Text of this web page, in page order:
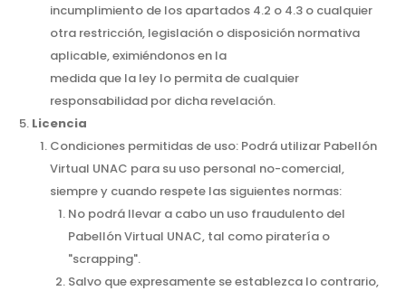
incumplimiento de los apartados 4.2 o 4.3 o cualquier
otra restricción, legislación o disposición normativa
aplicable, eximiéndonos en la
medida que la ley lo permita de cualquier
responsabilidad por dicha revelación.
Licencia
Condiciones permitidas de uso: Podrá utilizar Pabellón
Virtual UNAC para su uso personal no-comercial,
siempre y cuando respete las siguientes normas:
No podrá llevar a cabo un uso fraudulento del
Pabellón Virtual UNAC, tal como piratería o
"scrapping".
Salvo que expresamente se establezca lo contrario,